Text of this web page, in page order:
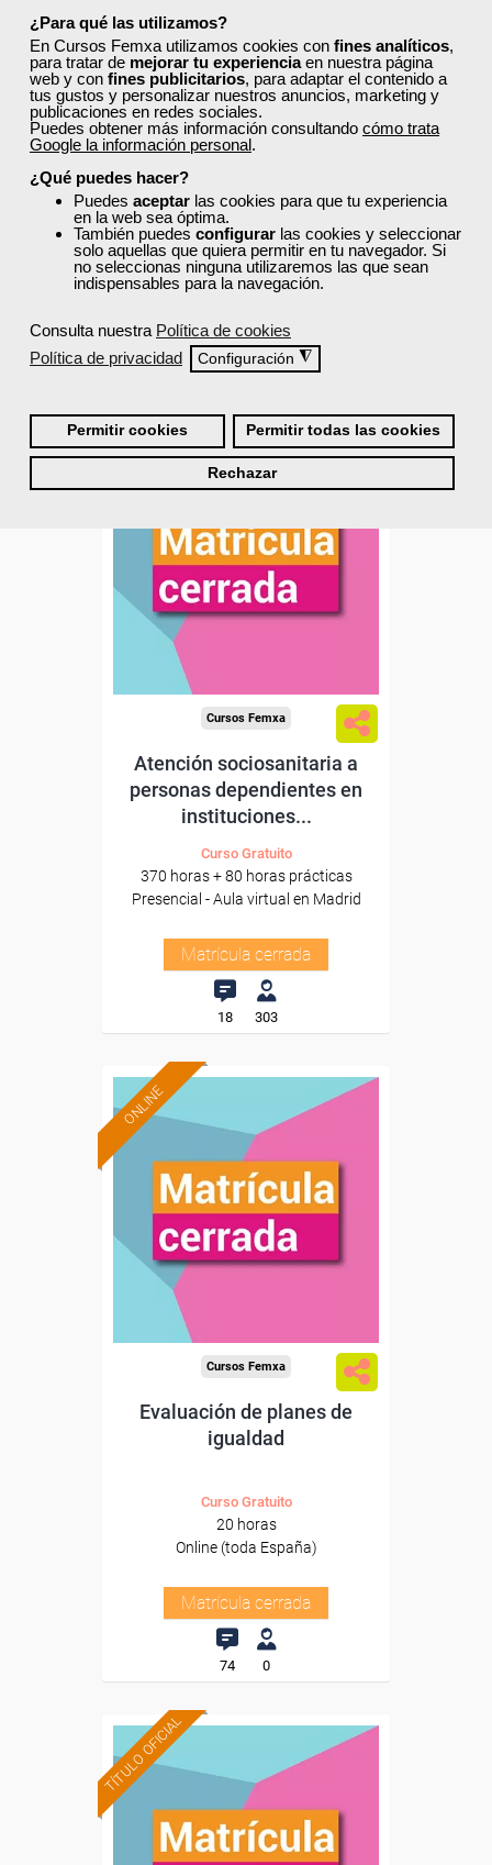
¿Para qué las utilizamos?
En Cursos Femxa utilizamos cookies con fines analíticos,
para tratar de mejorar tu experienciaen nuestra página
web y con fines publicitarios, para adaptar el contenido a
tus gustos y personalizar nuestros anuncios, marketing y
publicaciones en redes sociales.
Puedes obtener más información consultando cómo trata
Google la información personal.
¿Qué puedes hacer?
Puedes aceptar las cookies para que tu experiencia
en la web sea óptima.
También puedes configurar las cookies y seleccionar
solo aquellas que quiera permitir en tu navegador. Si
no seleccionas ninguna utilizaremos las que sean
indispensables para la navegación.
Consulta nuestra Política de cookies
Política de privacidad
Configuración ◮
Permitir cookies Permitir todas las cookies
Rechazar
Cursos Femxa
Protocolos de red y
tecnologías aplicadas a la
ciberseguridad
Curso Gratuito
40 horas
Presencial - Aula virtual (toda España)
47 2610
TÍTULO OFICIAL
Cursos Femxa
Atención sociosanitaria a
personas dependientes en
instituciones...
Curso Gratuito
370 horas + 80 horas prácticas
Presencial - Aula virtual en Madrid
Matrícula cerrada
18 303
ONLINE
Cursos Femxa
Evaluación de planes de
igualdad
Curso Gratuito
20 horas
Online (toda España)
Matrícula cerrada
74 0
TÍTULO OFICIAL